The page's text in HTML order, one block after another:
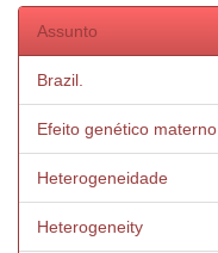
Assunto
Brazil.
Efeito genético materno
Heterogeneidade
Heterogeneity